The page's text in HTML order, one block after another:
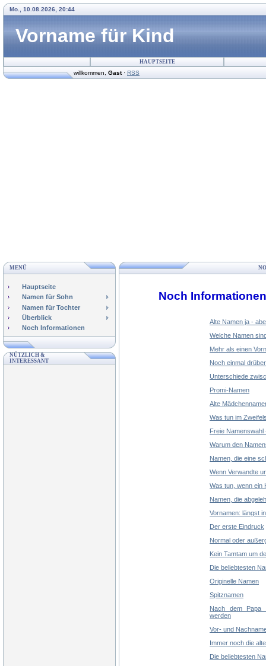
Mo., 10.08.2026, 20:44
Vorname für Kind
HAUPTSEITE
willkommen Gast· RSS
MENÜ
Hauptseite
Namen für Sohn
Namen für Tochter
Überblick
Noch Informationen
NÜTZLICH &
INTERESSANT
Noch
Alte Namen ja -
Welche Namen
Mehr als einen
Noch einmal
Unterschiede
Promi-Namen
Alte
Was tun im
Freie Namenswahl
Warum den
Namen, die eine
Wenn Verwandte
Was tun, wenn ein
Namen, die
Vornamen: längst
Der erste Eindruck
Normal oder
Kein Tamtam um
Die beliebtesten
Originelle Namen
Spitznamen
Nach dem Papa
werden
Vor- und
Immer noch die
Die beliebtesten